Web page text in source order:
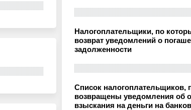
Налогоплательщики, по
возврат уведомлений о
задолженности
Список налогоплательщиков,
возвращены уведомления об
взыскания на деньги на